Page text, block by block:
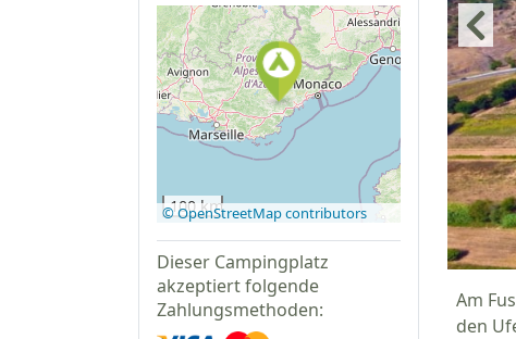
Auf Google
Maps
100 km
© OpenStreetMap contributors
Dieser Campingplatz
akzeptiert folgende
Zahlungsmethoden:
Am
den